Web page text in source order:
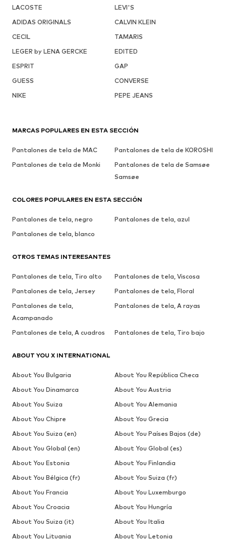
LACOSTE
LEVI'S
ADIDAS ORIGINALS
CALVIN KLEIN
CECIL
TAMARIS
LEGER by LENA GERCKE
EDITED
ESPRIT
GAP
GUESS
CONVERSE
NIKE
PEPE JEANS
MARCAS POPULARES EN ESTA SECCIÓN
Pantalones de tela de MAC
Pantalones de tela de KOROSHI
Pantalones de tela de Monki
Pantalones de tela de Samsøe
Samsøe
COLORES POPULARES EN ESTA SECCIÓN
Pantalones de tela, negro
Pantalones de tela, azul
Pantalones de tela, blanco
OTROS TEMAS INTERESANTES
Pantalones de tela, Tiro alto
Pantalones de tela, Viscosa
Pantalones de tela, Jersey
Pantalones de tela, Floral
Pantalones de tela,
Acampanado
Pantalones de tela, A rayas
Pantalones de tela, A cuadros Pantalones de tela, Tiro bajo
ABOUT YOU X INTERNATIONAL
About You Bulgaria
About You República Checa
About You Dinamarca
About You Austria
About You Suiza
About You Alemania
About You Chipre
About You Grecia
About You Suiza (en)
About You Países Bajos (de)
About You Global (en)
About You Global (es)
About You Estonia
About You Finlandia
About You Bélgica (fr)
About You Suiza (fr)
About You Francia
About You Luxemburgo
About You Croacia
About You Hungría
About You Suiza (it)
About You Italia
About You Lituania
About You Letonia